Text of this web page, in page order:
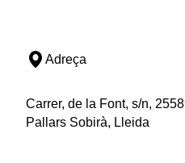
Adreça
Carrer, de la Font, s/n,
Pallars Sobirà, Lleida